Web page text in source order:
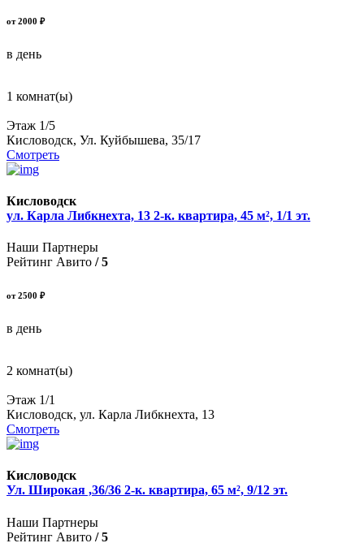
от 2000 ₽
в день
1 комнат(ы)
Этаж 1/5
Кисловодск, Ул. Куйбышева, 35/17
Смотреть
Кисловодск
ул. Карла Либкнехта, 13 2-к. квартира, 45 м², 1/1 эт.
Наши Партнеры
Рейтинг Авито / 5
от 2500 ₽
в день
2 комнат(ы)
Этаж 1/1
Кисловодск, ул. Карла Либкнехта, 13
Смотреть
Кисловодск
Ул. Широкая ,36/36 2-к. квартира, 65 м², 9/12 эт.
Наши Партнеры
Рейтинг Авито / 5